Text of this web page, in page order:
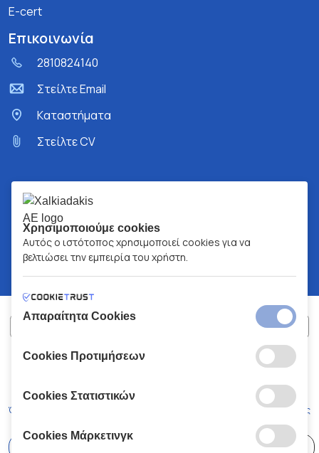
E-cert
Επικοινωνία
2810824140
Στείλτε Email
Kαταστήματα
Στείλτε CV
ΧΑΛΚΙΑΔΑΚΗΣ Α.Ε.
Όροι και Προϋποθέσεις Κώδικας Δεοντολογίας
Χρησιμοποιούμε cookies
Αυτός ο ιστότοπος χρησιμοποιεί cookies για να
βελτιώσει την εμπειρία του χρήστη.
Απαραίτητα Cookies
Cookies Προτιμήσεων
Cookies Στατιστικών
Cookies Μάρκετινγκ